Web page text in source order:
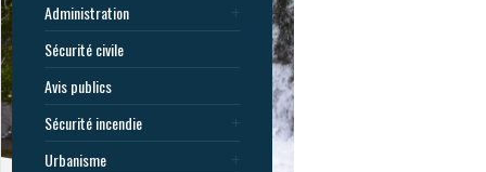
Administration
Sécurité civile
Avis publics
Sécurité incendie
Urbanisme